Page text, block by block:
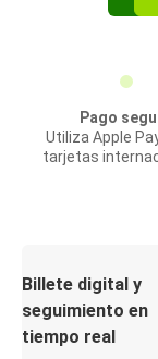
Pago
Utiliza Apple
tarjetas
Billete digital y
seguimiento en
tiempo real